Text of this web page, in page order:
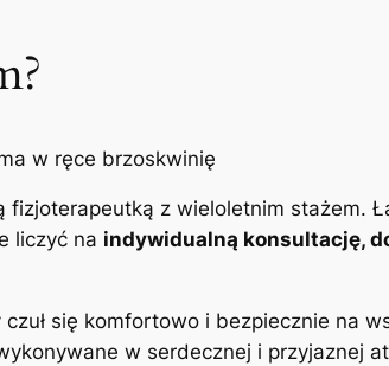
fizjoterapeutką z wieloletnim stażem.
liczyć na indywidualną konsultację,
się komfortowo i bezpiecznie na
w serdecznej i przyjaznej